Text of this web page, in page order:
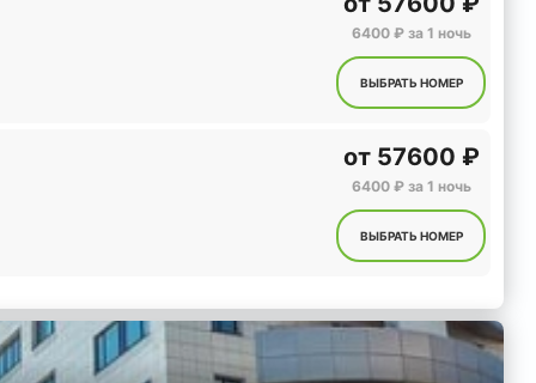
6400 ₽ за 1 ночь
ВЫБРАТЬ НОМЕР
от57600 ₽
6400 ₽ за 1 ночь
ВЫБРАТЬ НОМЕР